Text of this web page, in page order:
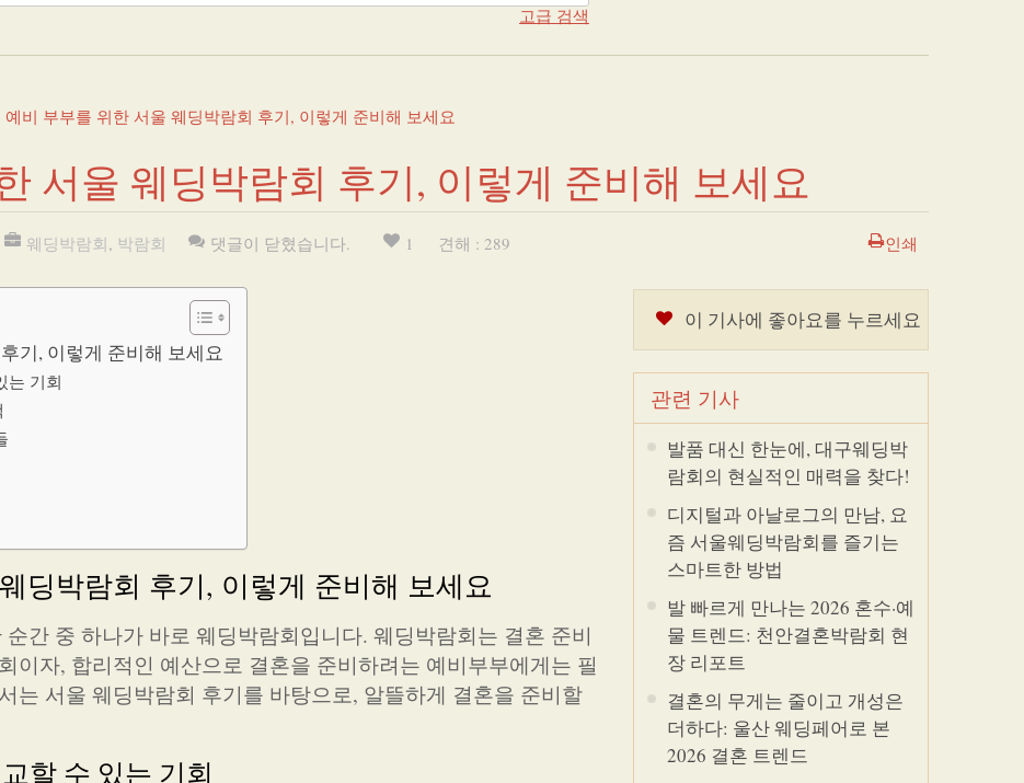
고급 검색
예비 부부를 위한 서울 웨딩박람회 후기, 이렇게 준비해 보세요
서울 웨딩박람회 후기, 이렇게 준비해 보세요
웨딩박람회, 박람회 댓글이 닫혔습니다. 1 견해 : 289 인쇄
기, 이렇게 준비해 보세요
는 기회
딩박람회 후기, 이렇게 준비해 보세요
간 중 하나가 바로 웨딩박람회입니다. 웨딩박람회는 결혼 준비
이자, 합리적인 예산으로 결혼을 준비하려는 예비부부에게는 필
는 서울 웨딩박람회 후기를 바탕으로, 알뜰하게 결혼을 준비할
할 수 있는 기회
이 기사에 좋아요를 누르세요
관련 기사
발품 대신 한눈에, 대구웨딩박
람회의 현실적인 매력을 찾다!
디지털과 아날로그의 만남, 요
즘 서울웨딩박람회를 즐기는
스마트한 방법
발 빠르게 만나는 2026 혼수·예
물 트렌드: 천안결혼박람회 현
장 리포트
결혼의 무게는 줄이고 개성은
더하다: 울산 웨딩페어로 본
2026 결혼 트렌드